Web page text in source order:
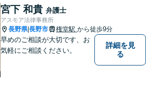
勢に合わせ、日々知見をアッ
プデートしながら事件に取り
組みます！【駐車場有】
宮下 和貴 弁護士
アスモア法律事務所
長野県|長野市 権堂駅 から徒歩9分
早めのご相談が大切です、お
気軽にご相談ください。
詳細を見
る